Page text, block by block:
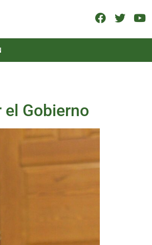
Gobierno